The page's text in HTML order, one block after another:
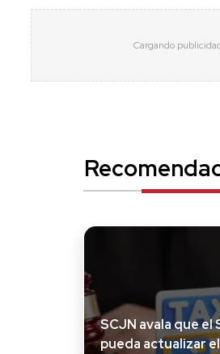
SCJN avala que el
pueda actualizar el